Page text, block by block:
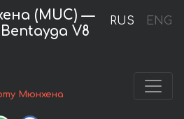
RUS ENG
(MUC) —
V8
Мюнхена